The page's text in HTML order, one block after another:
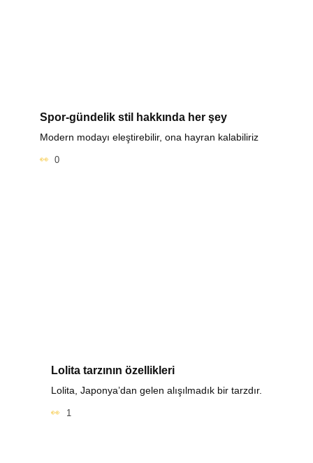
Spor-gündelik stil hakkında her şey
Modern modayı eleştirebilir, ona hayran kalabiliriz
0
Lolita tarzının özellikleri
Lolita, Japonya’dan gelen alışılmadık bir tarzdır.
1